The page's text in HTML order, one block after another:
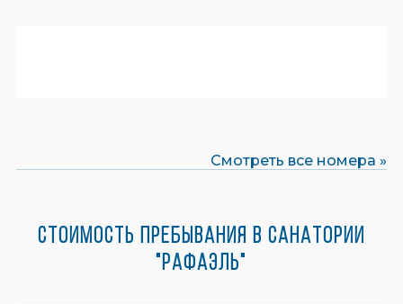
Смотреть все номера »
Стоимость пребывания в санатории
"Рафаэль"